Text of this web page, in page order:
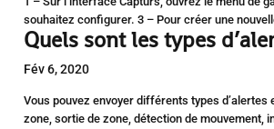
souhaitez configurer. 3 – Pour créer une
Quels sont les types
Fév 6, 2020
Vous pouvez envoyer différents types
zone, sortie de zone, détection de mouvement,